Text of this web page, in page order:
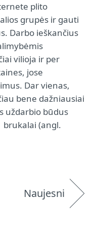
plito
grupės ir gauti
Darbo ieškančius
vilioja ir per
jose
Dar vienas,
bene dažniausiai
uždarbio būdus
(angl.
Naujesni